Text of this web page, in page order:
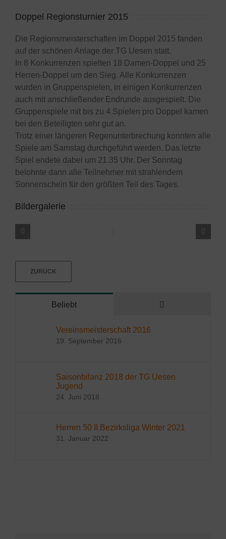
Doppel Regionsturnier 2015
Die Regionsmeisterschaften im Doppel 2015 fanden
auf der schönen Anlage der TG Uesen statt.
In 8 Konkurrenzen spielten 18 Damen-Doppel und 25
Herren-Doppel um den Sieg. Alle Konkurrenzen
wurden in Gruppenspielen, in einigen Konkurrenzen
auch mit anschließender Endrunde ausgespielt. Die
Gruppenspiele mit bis zu 4 Spielen pro Doppel kamen
bei den Beteiligten sehr gut an.
Trotz einer längeren Regenunterbrechung konnten alle
Spiele am Samstag durchgeführt werden. Das letzte
Spiel endete dabei um 21.35 Uhr. Der Sonntag
belohnte dann alle Teilnehmer mit strahlendem
Sonnenschein für den größten Teil des Tages.
Bildergalerie
ZURÜCK
Beliebt
Vereinsmeisterschaft 2016
19. September 2016
Saisonbilanz 2018 der TG Uesen
Jugend
24. Juni 2018
Herren 50 II Bezirksliga Winter 2021
31. Januar 2022